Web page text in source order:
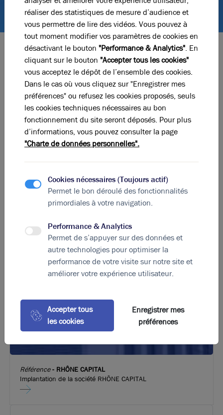
Les contenus pertinents pour votreprojet
immobilier
Tout connaître sur le marché de
l’immobilier d’entreprise
21.11.2022
Recherche de bureaux : les questions incontournables
Référence- RHÔNE CAPITAL
Implantation de la société RHÔNE CAPITAL
réaliser des statistiques de mesure d’audience et
vous permettre de lire des vidéos. Vous pouvez à
tout moment modifier vos paramètres de cookies en
désactivant le bouton "Performance & Analytics". En
cliquant sur le bouton "Accepter tous les cookies"
vous acceptez le dépôt de l’ensemble des cookies.
Dans le cas où vous cliquez sur "Enregistrer mes
préférences" ou refusez les cookies proposés, seuls
les cookies techniques nécessaires au bon
fonctionnement du site seront déposés. Pour plus
d’informations, vous pouvez consulter la page
"Charte de données personnelles".
Cookies nécessaires (Toujours actif)
Permet le bon déroulé des fonctionnalités
primordiales à votre navigation.
Performance & Analytics
Permet de s’appuyer sur des données et
autre technologies pour optimiser la
performance de votre visite sur notre site et
améliorer votre expérience utilisateur.
Accepter tous
les cookies
Enregistrer mes
préférences